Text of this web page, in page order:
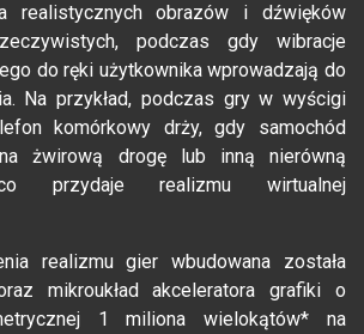
realistycznych obrazów i dźwięków
podczas gdy wibracje
do ręki użytkownika wprowadzają do
Na przykład, podczas gry w wyścigi
komórkowy drży, gdy samochód
żwirową drogę lub inną nierówną
przydaje realizmu wirtualnej
realizmu gier wbudowana została
mikroukład akceleratora grafiki o
1 miliona wielokątów* na